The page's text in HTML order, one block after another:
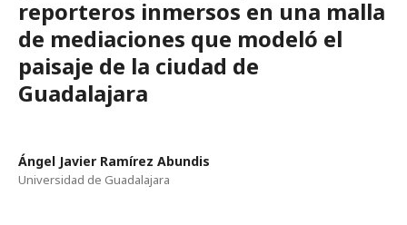
reporteros inmersos en una malla
de mediaciones que modeló el
paisaje de la ciudad de
Guadalajara
Ángel Javier Ramírez Abundis
Universidad de Guadalajara